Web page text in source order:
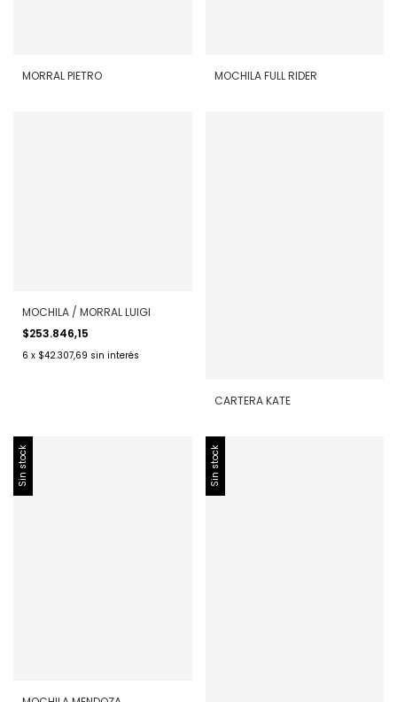
MORRAL PIETRO MOCHILA FULL RIDER
MOCHILA / MORRAL LUIGI
$253.846,15
6 x $42.307,69 sin interés
CARTERA KATE
Sin stock Sin stock